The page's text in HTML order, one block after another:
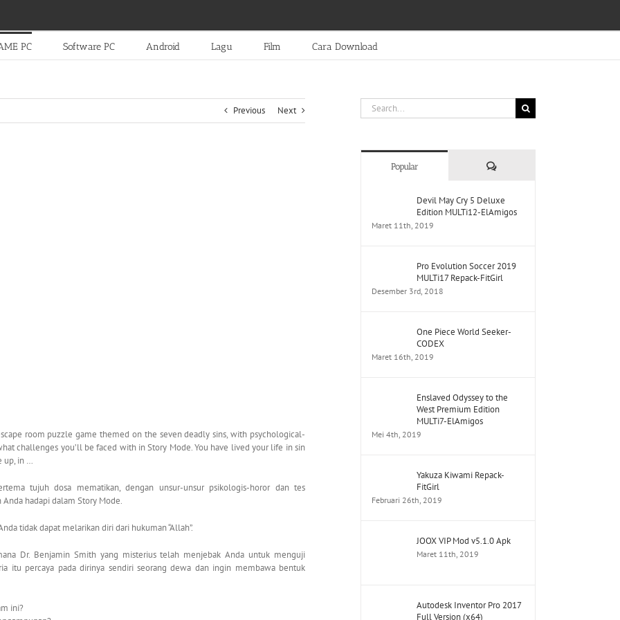
PC Software PC Android Lagu Film Cara Download
Previous Next
room puzzle game themed on the seven deadly sins, with psychological-
challenges you’ll be faced with in Story Mode. You have lived your life in sin
up, in …
tujuh dosa mematikan, dengan unsur-unsur psikologis-horor dan tes
hadapi dalam Story Mode.
tidak dapat melarikan diri dari hukuman “Allah”.
Dr. Benjamin Smith yang misterius telah menjebak Anda untuk menguji
itu percaya pada dirinya sendiri seorang dewa dan ingin membawa bentuk
ini?
Search
for:
Popular Comments
Devil May Cry 5 Deluxe
Edition MULTi12-ElAmigos
Maret 11th, 2019
Pro Evolution Soccer 2019
MULTi17 Repack-FitGirl
Desember 3rd, 2018
One Piece World Seeker-
CODEX
Maret 16th, 2019
Enslaved Odyssey to the
West Premium Edition
MULTi7-ElAmigos
Mei 4th, 2019
Yakuza Kiwami Repack-
FitGirl
Februari 26th, 2019
JOOX VIP Mod v5.1.0 Apk
Maret 11th, 2019
Autodesk Inventor Pro 2017
Full Version (x64)